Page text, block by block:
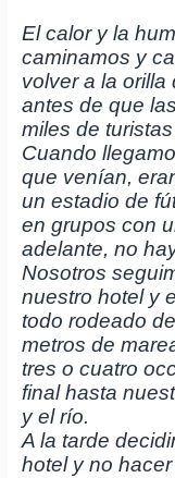
El calor y la
caminamos y
volver a la orilla
antes de que
miles de
Cuando
que venían,
un estadio de
en grupos con
adelante, no
Nosotros
nuestro hotel y
todo rodeado
metros de
tres o cuatro
final hasta
y el río.
A la tarde
hotel y no